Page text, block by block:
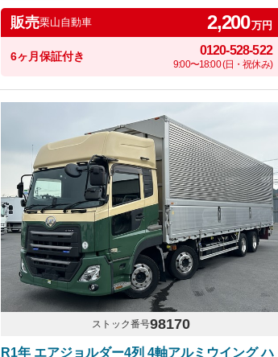
販売栗山自動車 2,200万円
6ヶ月保証付き 0120-528-522
9:00〜18:00 (日・祝休み)
ストック番号98170
R1年 エアジョルダー4列 4軸アルミウイング ハ